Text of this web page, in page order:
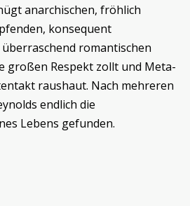
anarchischen, fröhlich
konsequent
romantischen
großen Respekt zollt und Meta-
raushaut. Nach mehreren
endlich die
Lebens gefunden.